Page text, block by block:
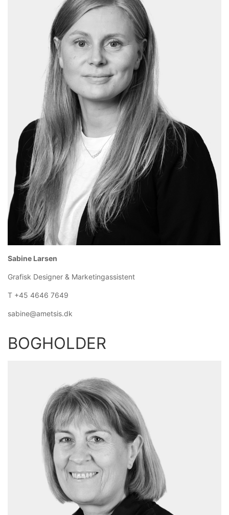
Sabine Larsen
Grafisk Designer & Marketingassistent
T +45 4646 7649
sabine@ametsis.dk
BOGHOLDER